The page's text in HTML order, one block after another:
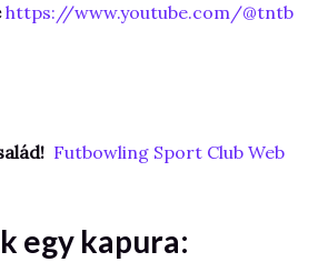
https://www.youtube.com/@tntb
Futbowling Sport Club Web
egy kapura: